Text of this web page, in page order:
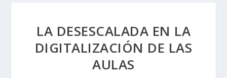
LA DESESCALADA EN LA
DIGITALIZACIÓN DE LAS
AULAS